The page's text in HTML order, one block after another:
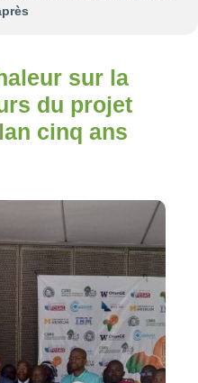
sur la
du projet
cinq ans